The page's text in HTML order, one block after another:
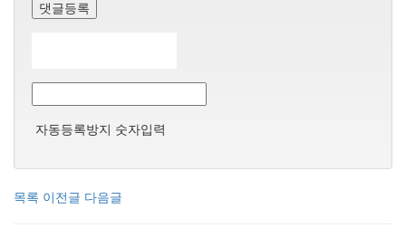
댓글등록
자동등록방지 숫자입력
목록 이전글 다음글